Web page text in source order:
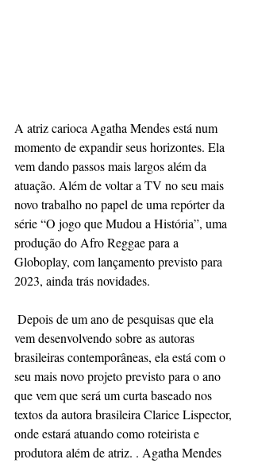
A atriz carioca Agatha Mendes está num
momento de expandir seus horizontes. Ela
vem dando passos mais largos além da
atuação. Além de voltar a TV no seu mais
novo trabalho no papel de uma repórter da
série “O jogo que Mudou a História”, uma
produção do Afro Reggae para a
Globoplay, com lançamento previsto para
2023, ainda trás novidades.
vem desenvolvendo sobre as autoras
brasileiras contemporâneas, ela está com o
seu mais novo projeto previsto para o ano
que vem que será um curta baseado nos
textos da autora brasileira Clarice Lispector,
onde estará atuando como roteirista e
produtora além de atriz. . Agatha Mendes